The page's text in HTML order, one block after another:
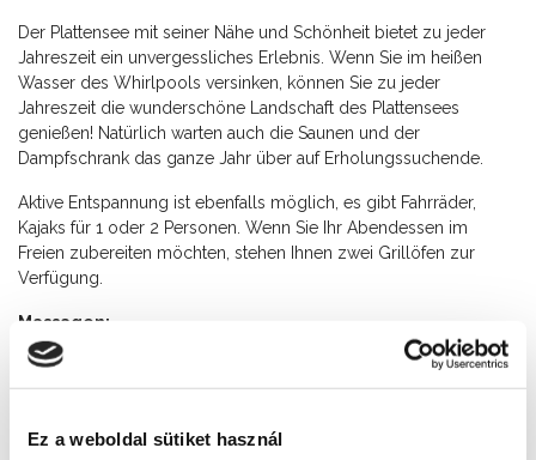
Ez a weboldal sütiket használ
Der Plattensee mit seiner Nähe und Schönheit bietet zu jeder
Jahreszeit ein unvergessliches Erlebnis. Wenn Sie im heißen
Wasser des Whirlpools versinken, können Sie zu jeder
Jahreszeit die wunderschöne Landschaft des Plattensees
genießen! Natürlich warten auch die Saunen und der
Dampfschrank das ganze Jahr über auf Erholungssuchende.
Aktive Entspannung ist ebenfalls möglich, es gibt Fahrräder,
Kajaks für 1 oder 2 Personen. Wenn Sie Ihr Abendessen im
Freien zubereiten möchten, stehen Ihnen zwei Grillöfen zur
Verfügung.
Massagen:
Erfrischende Massage: 30 Minuten: 4500 Ft, 60 Minuten:
6900 Ft
Erfrischende Sohlenmassage: 30 Minuten: 4500 Ft